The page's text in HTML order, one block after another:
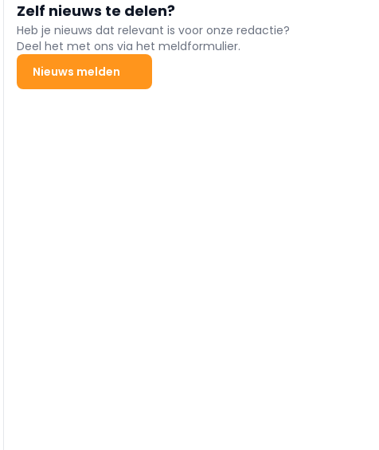
Zelf nieuws te delen?
Heb je nieuws dat relevant is voor onze redactie?
Deel het met ons via het meldformulier.
Nieuws melden